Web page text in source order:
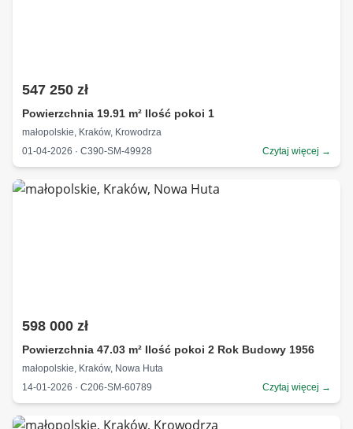
547 250 zł
Powierzchnia 19.91 m² Ilość pokoi 1
małopolskie, Kraków, Krowodrza
01-04-2026 · C390-SM-49928
Czytaj więcej →
598 000 zł
Powierzchnia 47.03 m² Ilość pokoi 2 Rok Budowy 1956
małopolskie, Kraków, Nowa Huta
14-01-2026 · C206-SM-60789
Czytaj więcej →